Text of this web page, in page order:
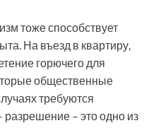
тоже способствует
На въезд в квартиру,
горючего для
общественные
требуются
разрешение – это одно из